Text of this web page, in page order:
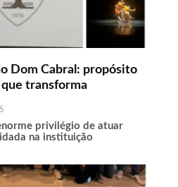
Dom Cabral: propósito
transforma
privilégio de atuar
na instituição